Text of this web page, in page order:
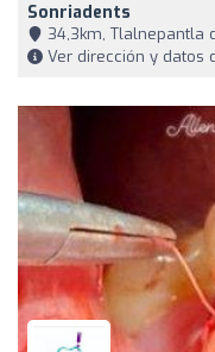
Sonriadents
34,3km, Tlalnepantla
Ver dirección y datos